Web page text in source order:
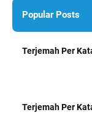
Popular Posts
Terjemah Per
Terjemah Per